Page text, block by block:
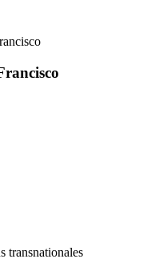
transnationales